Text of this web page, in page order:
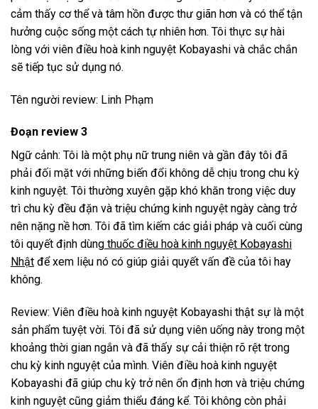
cảm thấy cơ thể và tâm hồn được thư giãn hơn và có thể tận
hưởng cuộc sống một cách tự nhiên hơn. Tôi thực sự hài
lòng với viên điều hoà kinh nguyệt Kobayashi và chắc chắn
sẽ tiếp tục sử dụng nó.
Tên người review: Linh Phạm
Đoạn review 3
Ngữ cảnh: Tôi là một phụ nữ trung niên và gần đây tôi đã
phải đối mặt với những biến đổi không dễ chịu trong chu kỳ
kinh nguyệt. Tôi thường xuyên gặp khó khăn trong việc duy
trì chu kỳ đều đặn và triệu chứng kinh nguyệt ngày càng trở
nên nặng nề hơn. Tôi đã tìm kiếm các giải pháp và cuối cùng
tôi quyết định dùng thuốc điều hoà kinh nguyệt Kobayashi
Nhật để xem liệu nó có giúp giải quyết vấn đề của tôi hay
không.
Review: Viên điều hoà kinh nguyệt Kobayashi thật sự là một
sản phẩm tuyệt vời. Tôi đã sử dụng viên uống này trong một
khoảng thời gian ngắn và đã thấy sự cải thiện rõ rệt trong
chu kỳ kinh nguyệt của mình. Viên điều hoà kinh nguyệt
Kobayashi đã giúp chu kỳ trở nên ổn định hơn và triệu chứng
kinh nguyệt cũng giảm thiểu đáng kể. Tôi không còn phải